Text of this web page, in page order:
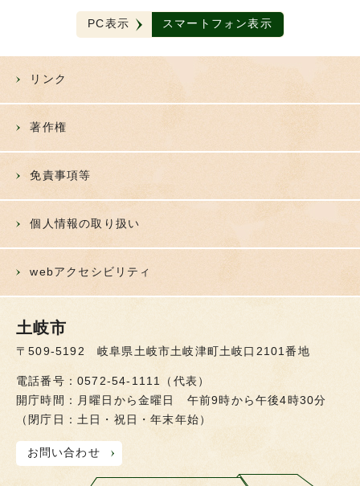
PC表示 スマートフォン表示
リンク
著作権
免責事項等
個人情報の取り扱い
webアクセシビリティ
土岐市
〒509-5192 岐阜県土岐市土岐津町土岐口2101番地
電話番号：0572-54-1111（代表）
開庁時間：月曜日から金曜日 午前9時から午後4時30分
（閉庁日：土日・祝日・年末年始）
お問い合わせ